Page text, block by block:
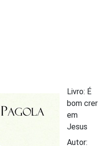
Livro: É
bom crer
em
Jesus
Autor: